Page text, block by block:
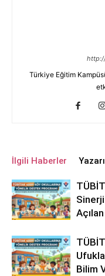
Türkiye Eğitim
İlgili Haberler
Bilim